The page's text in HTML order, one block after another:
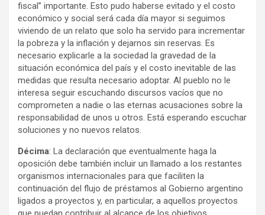
fiscal” importante. Esto pudo haberse evitado y el costo
económico y social será cada día mayor si seguimos
viviendo de un relato que solo ha servido para incrementar
la pobreza y la inflación y dejarnos sin reservas. Es
necesario explicarle a la sociedad la gravedad de la
situación económica del país y el costo inevitable de las
medidas que resulta necesario adoptar. Al pueblo no le
interesa seguir escuchando discursos vacíos que no
comprometen a nadie o las eternas acusaciones sobre la
responsabilidad de unos u otros. Está esperando escuchar
soluciones y no nuevos relatos.
Décima: La declaración que eventualmente haga la
oposición debe también incluir un llamado a los restantes
organismos internacionales para que faciliten la
continuación del flujo de préstamos al Gobierno argentino
ligados a proyectos y, en particular, a aquellos proyectos